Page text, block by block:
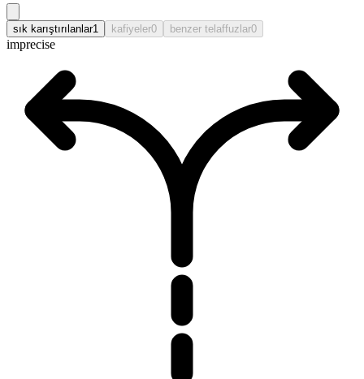
sık karıştırılanlar1 kafiyeler0 benzer telaffuzlar0
imprecise